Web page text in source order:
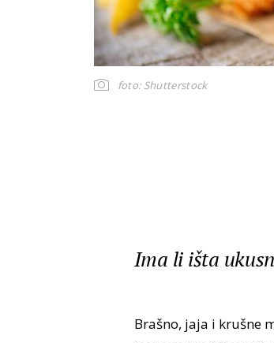
foto: Shutterstock
Ima li išta
Brašno, jaja i krušne